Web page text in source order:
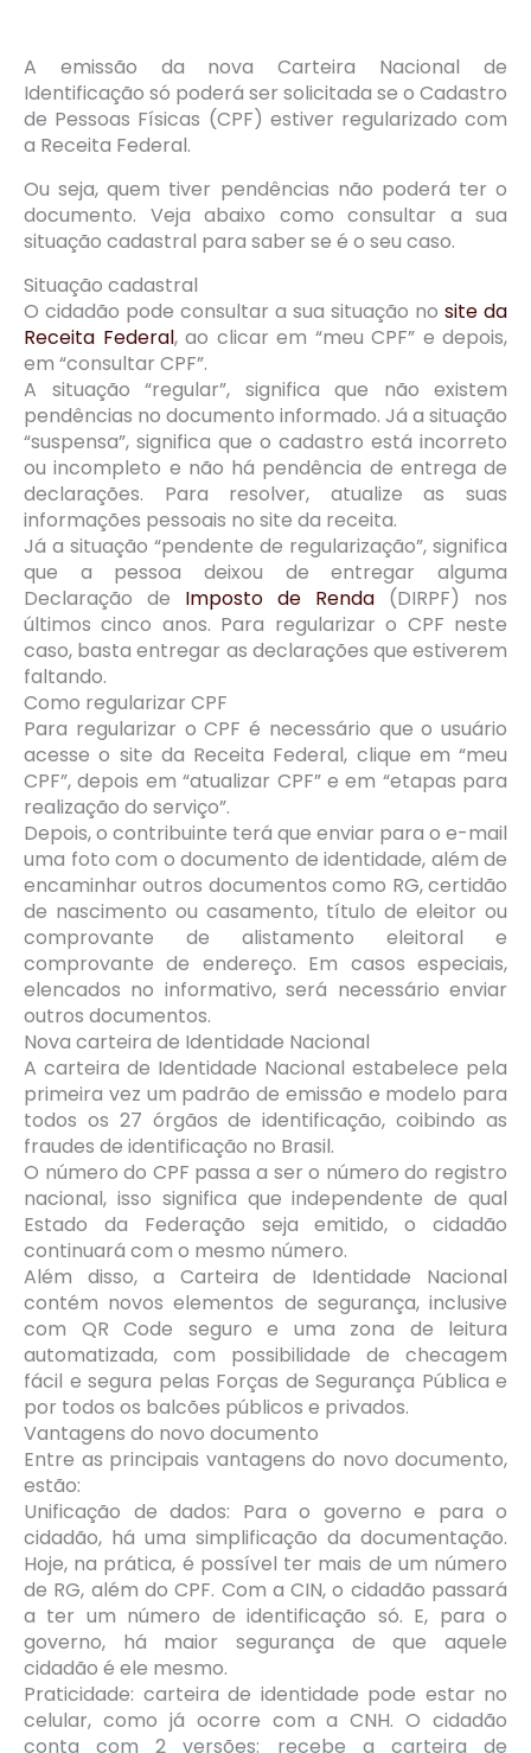
A emissão da nova Carteira Nacional de
Identificação só poderá ser solicitada se o Cadastro
de Pessoas Físicas (CPF) estiver regularizado com
a Receita Federal.
Ou seja, quem tiver pendências não poderá ter o
documento. Veja abaixo como consultar a sua
situação cadastral para saber se é o seu caso.
Situação cadastral
O cidadão pode consultar a sua situação no site da
Receita Federal, ao clicar em “meu CPF” e depois,
em “consultar CPF”.
A situação “regular”, significa que não existem
pendências no documento informado. Já a situação
“suspensa”, significa que o cadastro está incorreto
ou incompleto e não há pendência de entrega de
declarações. Para resolver, atualize as suas
informações pessoais no site da receita.
Já a situação “pendente de regularização”, significa
que a pessoa deixou de entregar alguma
Declaração de Imposto de Renda (DIRPF) nos
últimos cinco anos. Para regularizar o CPF neste
caso, basta entregar as declarações que estiverem
faltando.
Como regularizar CPF
Para regularizar o CPF é necessário que o usuário
acesse o site da Receita Federal, clique em “meu
CPF”, depois em “atualizar CPF” e em “etapas para
realização do serviço”.
Depois, o contribuinte terá que enviar para o e-mail
uma foto com o documento de identidade, além de
encaminhar outros documentos como RG, certidão
de nascimento ou casamento, título de eleitor ou
comprovante de alistamento eleitoral e
comprovante de endereço. Em casos especiais,
elencados no informativo, será necessário enviar
outros documentos.
Nova carteira de Identidade Nacional
A carteira de Identidade Nacional estabelece pela
primeira vez um padrão de emissão e modelo para
todos os 27 órgãos de identificação, coibindo as
fraudes de identificação no Brasil.
O número do CPF passa a ser o número do registro
nacional, isso significa que independente de qual
Estado da Federação seja emitido, o cidadão
continuará com o mesmo número.
Além disso, a Carteira de Identidade Nacional
contém novos elementos de segurança, inclusive
com QR Code seguro e uma zona de leitura
automatizada, com possibilidade de checagem
fácil e segura pelas Forças de Segurança Pública e
por todos os balcões públicos e privados.
Vantagens do novo documento
Entre as principais vantagens do novo documento,
estão:
Unificação de dados: Para o governo e para o
cidadão, há uma simplificação da documentação.
Hoje, na prática, é possível ter mais de um número
de RG, além do CPF. Com a CIN, o cidadão passará
a ter um número de identificação só. E, para o
governo, há maior segurança de que aquele
cidadão é ele mesmo.
Praticidade: carteira de identidade pode estar no
celular, como já ocorre com a CNH. O cidadão
conta com 2 versões: recebe a carteira de